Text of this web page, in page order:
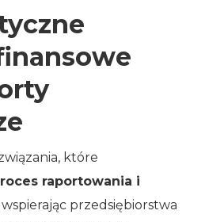
które
raportowania i
wspierając przedsiębiorstwa